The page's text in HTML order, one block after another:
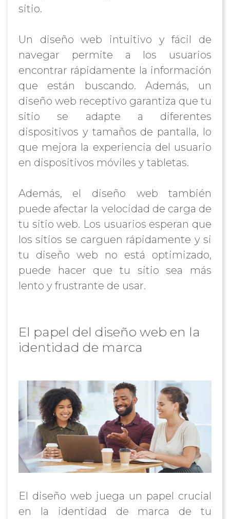
sitio.
Un diseño web intuitivo y fácil de
navegar permite a los usuarios
encontrar rápidamente la información
que están buscando. Además, un
diseño web receptivo garantiza que tu
sitio se adapte a diferentes
dispositivos y tamaños de pantalla, lo
que mejora la experiencia del usuario
en dispositivos móviles y tabletas.
Además, el diseño web también
puede afectar la velocidad de carga de
tu sitio web. Los usuarios esperan que
los sitios se carguen rápidamente y si
tu diseño web no está optimizado,
puede hacer que tu sitio sea más
lento y frustrante de usar.
El papel del diseño web en la
identidad de marca
El diseño web juega un papel crucial
en la identidad de marca de tu